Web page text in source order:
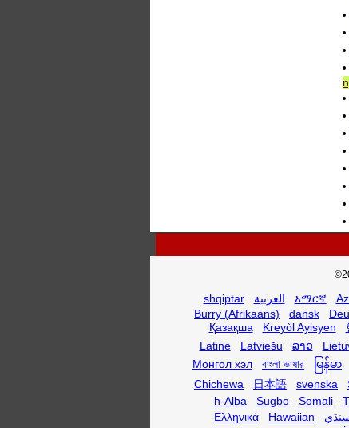
shqiptar العربية አማርኛ
Burry (Afrikaans)
dansk
Қазақша
Kreyòl Ayisyen
Latine
Latviešu ລາວ
Монгол хэл
বাংলা ভাষার မြန်မာ
Chichewa
日本語 svenska
h-Alba
Sugbo Somali
Ελληνικά
Hawaiian